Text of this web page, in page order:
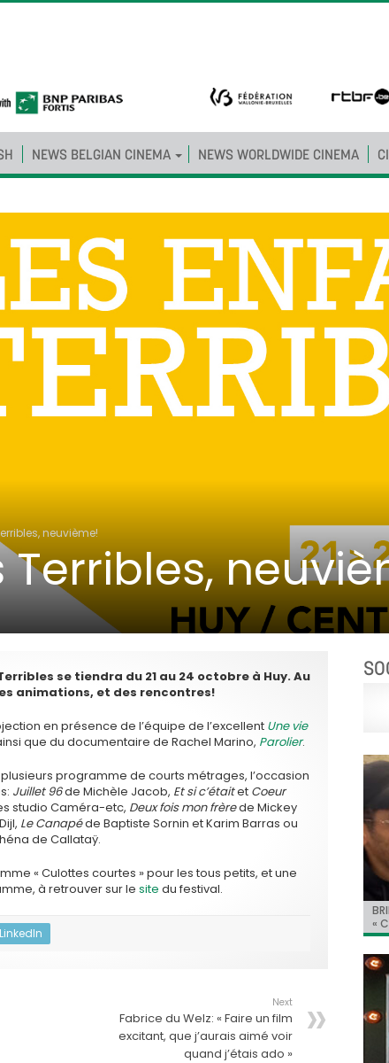
NEWS BELGIAN CINEMA NEWS WORLDWIDE CINEMA
neuvième!
Terribles,
se tiendra du 21 au 24 octobre à Huy. Au
animations, et des rencontres!
en présence de l’équipe de l’excellent Une vie
que du documentaire de Rachel Marino, Parolier.
programme de courts métrages, l’occasion
Juillet 96de Michèle Jacob, Et si c’étaitet Coeur
studio Caméra-etc, Deux fois mon frèrede Mickey
Le Canapéde Baptiste Sornin et Karim Barras ou
de Callataÿ.
« Culottes courtes » pour les tous petits, et une
à retrouver sur le site du festival.
LinkedIn
Next
Fabrice du Welz: « Faire un film
excitant, que j’aurais aimé voir
quand j’étais ado »
«
du
«